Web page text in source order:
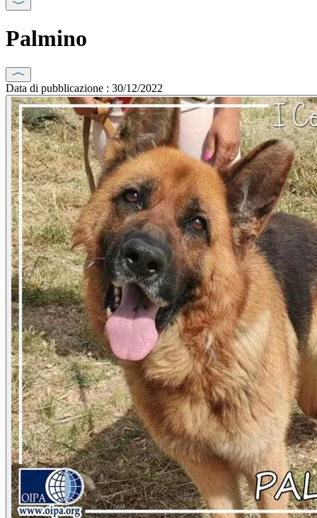
Palmino
Data di pubblicazione : 30/12/2022